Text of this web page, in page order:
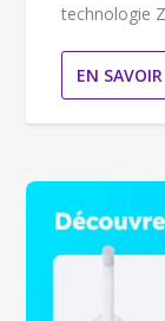
technologie
EN